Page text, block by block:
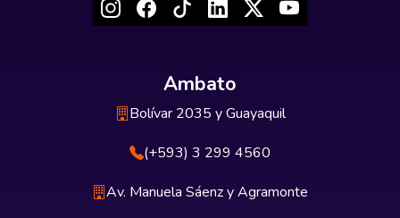
Ambato
Bolívar 2035 y Guayaquil
(+593) 3 299 4560
Av. Manuela Sáenz y Agramonte